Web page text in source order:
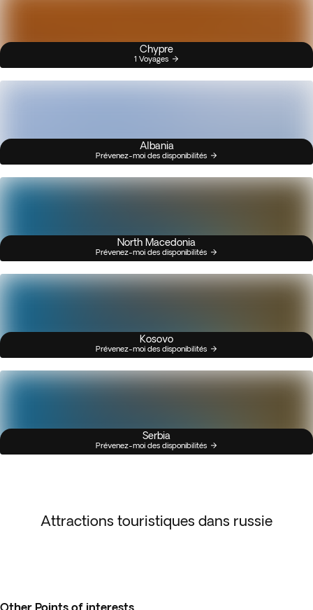
Chypre
1 Voyages
Albania
Prévenez-moi des disponibilités
North Macedonia
Prévenez-moi des disponibilités
Kosovo
Prévenez-moi des disponibilités
Serbia
Prévenez-moi des disponibilités
Attractions touristiques dans russie
Other Points of interests